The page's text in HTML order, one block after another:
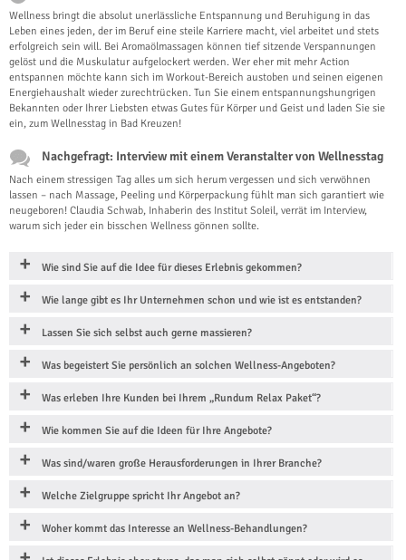
Wellness bringt die absolut unerlässliche Entspannung und Beruhigung in das
Leben eines jeden, der im Beruf eine steile Karriere macht, viel arbeitet und stets
erfolgreich sein will. Bei Aromaölmassagen können tief sitzende Verspannungen
gelöst und die Muskulatur aufgelockert werden. Wer eher mit mehr Action
entspannen möchte kann sich im Workout-Bereich austoben und seinen eigenen
Energiehaushalt wieder zurechtrücken. Tun Sie einem entspannungshungrigen
Bekannten oder Ihrer Liebsten etwas Gutes für Körper und Geist und laden Sie sie
ein, zum Wellnesstag in Bad Kreuzen!
Nachgefragt: Interview mit einem Veranstalter von Wellnesstag
Nach einem stressigen Tag alles um sich herum vergessen und sich verwöhnen
lassen – nach Massage, Peeling und Körperpackung fühlt man sich garantiert wie
neugeboren! Claudia Schwab, Inhaberin des Institut Soleil, verrät im Interview,
warum sich jeder ein bisschen Wellness gönnen sollte.
Wie sind Sie auf die Idee für dieses Erlebnis gekommen?
Wie lange gibt es Ihr Unternehmen schon und wie ist es entstanden?
Lassen Sie sich selbst auch gerne massieren?
Was begeistert Sie persönlich an solchen Wellness-Angeboten?
Was erleben Ihre Kunden bei Ihrem „Rundum Relax Paket“?
Wie kommen Sie auf die Ideen für Ihre Angebote?
Was sind/waren große Herausforderungen in Ihrer Branche?
Welche Zielgruppe spricht Ihr Angebot an?
Woher kommt das Interesse an Wellness-Behandlungen?